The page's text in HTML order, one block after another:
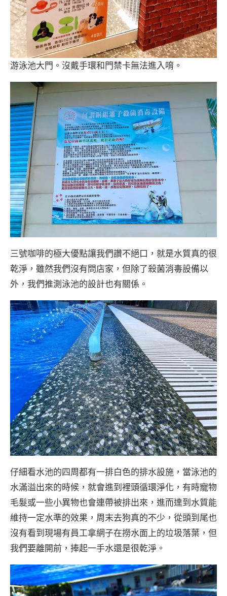
游泳池大門。沒戴手環和門禁卡無法進入唷。
三號咖啡的極大優點讓我們讚不絕口，就是水質真的很
乾淨，雖然我們沒有問店家，但除了殺菌消毒設備以
外，我們推測泳池的設計也有關係。
仔細看水池的四周都有一排白色的排水設施，當泳池的
水滿溢出來的時候，就會進到裡頭循環淨化，有時寵物
毛髮或一些小異物也會連帶被排出來，進而達到水質能
維持一定水準的效果，周末去狗真的不少，從頭到尾也
沒有看到現場有員工拿網子在撈水面上的垃圾落葉，但
我們要離開前，捧起一手水還是很乾淨。